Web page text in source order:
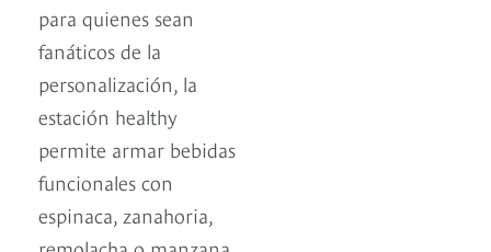
para quienes sean
fanáticos de la
personalización, la
estación healthy
permite armar bebidas
funcionales con
espinaca, zanahoria,